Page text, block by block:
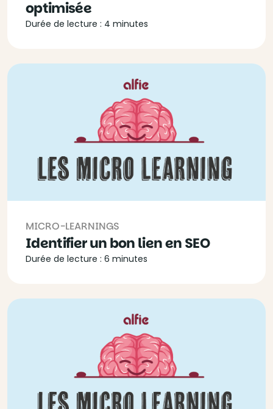
optimisée
Durée de lecture : 4 minutes
MICRO-LEARNINGS
Identifier un bon lien en SEO
Durée de lecture : 6 minutes